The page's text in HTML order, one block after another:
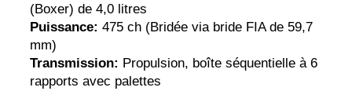
(Boxer) de 4,0 litres
Puissance:475 ch (Bridée via bride FIA de 59,7
mm)
Transmission: Propulsion, boîte séquentielle à 6
rapports avec palettes